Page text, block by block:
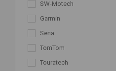
SW-Motech
Garmin
Sena
TomTom
Touratech